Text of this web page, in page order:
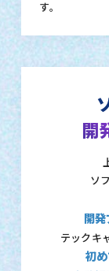
す。
開
ソ
開
テックキ
初